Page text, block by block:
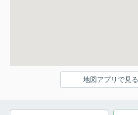
地図アプリで見る